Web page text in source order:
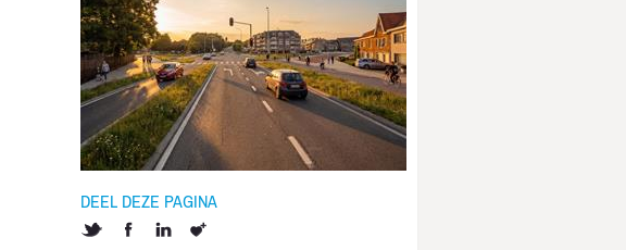
DEEL DEZE PAGINA
Twitter FacebookLinkedInToevoegen